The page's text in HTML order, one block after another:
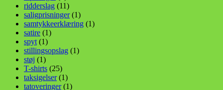
ridderslag (11)
saligprisninger(1)
samtykkeerklæring (1)
satire (1)
spyt (1)
stillingsopslag (1)
støj (1)
T-shirts (25)
taksigelser(1)
tatoveringer(1)